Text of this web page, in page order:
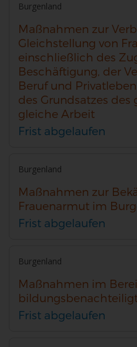
Burgenland
Maßnahmen zur
Gleichstellung von
einschließlich des
Beschäftigung, der
Beruf und
des Grundsatzes
gleiche Arbeit
Frist abgelaufen
Burgenland
Maßnahmen zur
Frauenarmut im
Frist abgelaufen
Burgenland
Maßnahmen im
Frist abgelaufen